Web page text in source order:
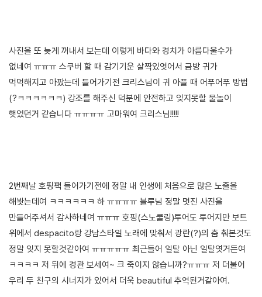
사진을 또 늦게 꺼내서 보는데 이렇게 바다와 경치가 아름다울수가
없네여 ㅠㅠㅠ 스쿠버 할 때 감기기운 살짝있엇어서 금방 귀가
먹먹해지고 아팠는데 들어가기전 크리스님이 귀 아플 때 어푸어푸 방법
(?ㅋㅋㅋㅋㅋㅋ) 강조를 해주신 덕분에 안전하고 잊지못할 물놀이
햇었던거 같습니다 ㅠㅠㅠㅠ 고마워여 크리스님!!!!!
2번째날 호핑팩 들어가기전에 정말 내 인생에 처음으로 많은 노출을
해봣는데여 ㅋㅋㅋㅋㅋㅋ 하 ㅠㅠㅠㅠ 블루님 정말 멋진 사진을
만들어주셔서 감사하네여 ㅠㅠㅠ 호핑(스노쿨링)투어도 투어지만 보트
위에서 despacito랑 강남스타일 노래에 맞춰서 광란(?)의 춤 춰본것도
정말 잊지 못할것같아여 ㅠㅠㅠㅠㅠ 최근들어 일탈 아닌 일탈엿거든여
ㅋㅋㅋㅋ 저 뒤에 경관 보세여~ 크 죽이지 않습니까?ㅠㅠㅠ 저 더불어
우리 두 친구의 시너지가 있어서 더욱 beautiful 추억된거같아여.